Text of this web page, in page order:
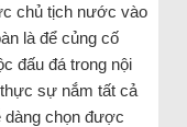
chủ tịch nước vào
là để củng cố
đấu đá trong nội
sự nắm tất cả
dàng chọn được